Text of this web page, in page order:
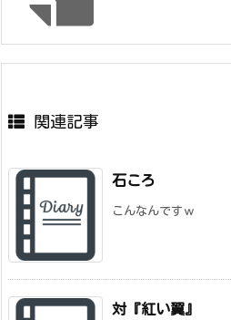
関連記事
石ころ
こんなんですｗ
対『紅い翼』